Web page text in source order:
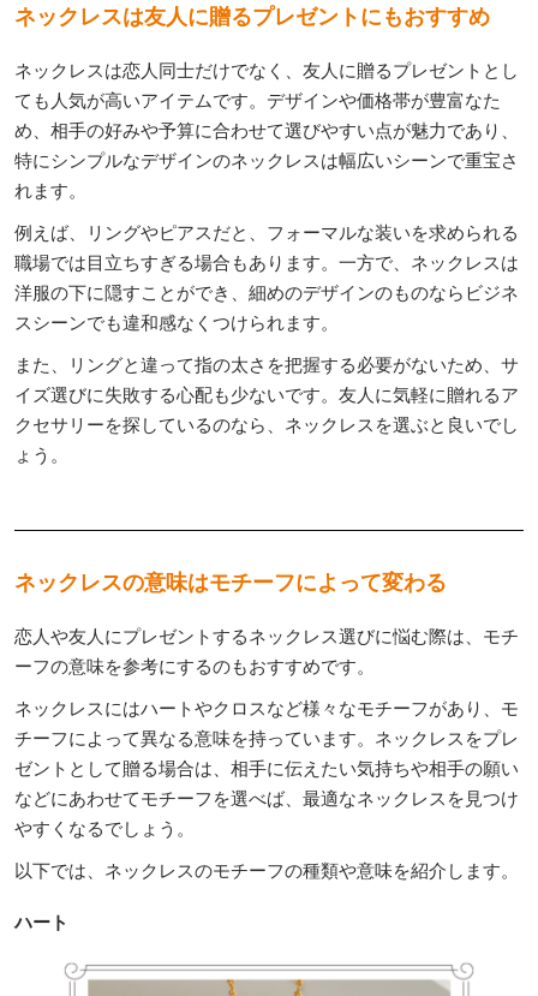
ネックレスは友人に贈るプレゼントにもおすすめ
ネックレスは恋人同士だけでなく、友人に贈るプレゼントとし
ても人気が高いアイテムです。デザインや価格帯が豊富なた
め、相手の好みや予算に合わせて選びやすい点が魅力であり、
特にシンプルなデザインのネックレスは幅広いシーンで重宝さ
れます。
例えば、リングやピアスだと、フォーマルな装いを求められる
職場では目立ちすぎる場合もあります。一方で、ネックレスは
洋服の下に隠すことができ、細めのデザインのものならビジネ
スシーンでも違和感なくつけられます。
また、リングと違って指の太さを把握する必要がないため、サ
イズ選びに失敗する心配も少ないです。友人に気軽に贈れるア
クセサリーを探しているのなら、ネックレスを選ぶと良いでし
ょう。
ネックレスの意味はモチーフによって変わる
恋人や友人にプレゼントするネックレス選びに悩む際は、モチ
ーフの意味を参考にするのもおすすめです。
ネックレスにはハートやクロスなど様々なモチーフがあり、モ
チーフによって異なる意味を持っています。ネックレスをプレ
ゼントとして贈る場合は、相手に伝えたい気持ちや相手の願い
などにあわせてモチーフを選べば、最適なネックレスを見つけ
やすくなるでしょう。
以下では、ネックレスのモチーフの種類や意味を紹介します。
ハート